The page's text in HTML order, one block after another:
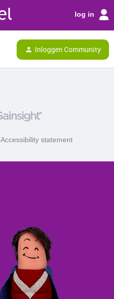
log in
Inloggen Community
Accessibility statement